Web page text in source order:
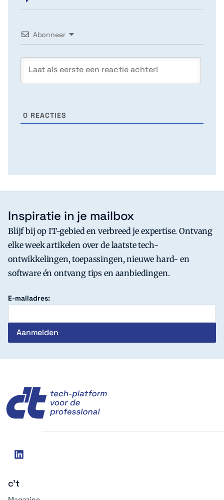
Abonneer
0 REACTIES
Inspiratie in je mailbox
Blijf bij op IT-gebied en verbreed je expertise. Ontvang
elke week artikelen over de laatste tech-
ontwikkelingen, toepassingen, nieuwe hard- en
software én ontvang tips en aanbiedingen.
E-mailadres:
Social
linkedin
c't